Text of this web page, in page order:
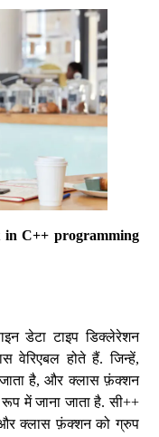
in C++ programming
डेटा टाइप डिक्लेरेशन
वेरिएबल होते हैं. जिन्हें,
जाता है, और क्लास फ़ंक्शन
में जाना जाता है. सी++
और क्लास फ़ंक्शन को ग्रुप